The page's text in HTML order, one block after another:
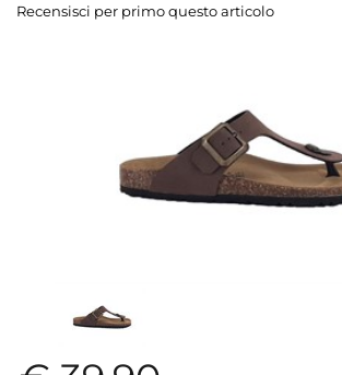
Recensisci per primo questo articolo